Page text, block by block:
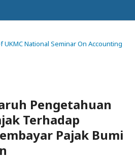
UKMC National Seminar On Accounting
Pengetahuan
Terhadap
Pajak Bumi